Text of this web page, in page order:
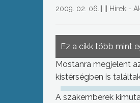
2009. 02. 06. Hírek -
Ez a cikk több mint
Mostanra megjelent
kistérségben is
A szakemberek